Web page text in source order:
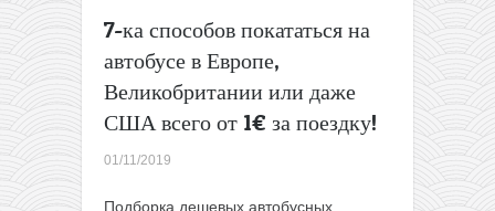
7-ка способов покататься на
автобусе в Европе,
Великобритании или даже
США всего от 1€ за поездку!
01/11/2019
Подборка дешевых автобусных